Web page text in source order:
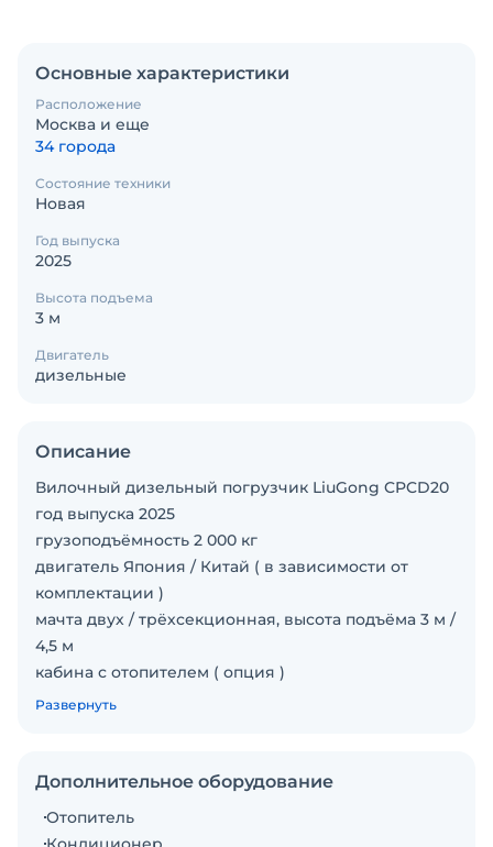
Основные характеристики
Расположение
Москва и еще
34 города
Состояние техники
Новая
Год выпуска
2025
Высота подъема
3 м
Двигатель
дизельные
Описание
Вилочный дизельный погрузчик LiuGong CPCD20
год выпуска 2025
грузоподъёмность 2 000 кг
двигатель Япония / Китай ( в зависимости от
комплектации )
мачта двух / трёхсекционная, высота подъёма 3 м /
4,5 м
кабина с отопителем ( опция )
Боковое смещение каретки ( опция )
составляет 2 года или 3000 моточасов.
Развернуть
Дополнительное оборудование
Отопитель